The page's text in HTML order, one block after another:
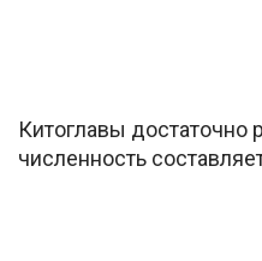
Китоглавы достаточно
численность